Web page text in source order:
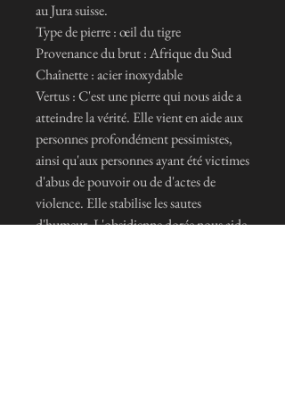
au Jura suisse.
Type de pierre : œil du tigre
Provenance du brut : Afrique du Sud
Chaînette : acier inoxydable
Vertus : C'est une pierre qui nous aide a
atteindre la vérité. Elle vient en aide aux
personnes profondément pessimistes,
ainsi qu'aux personnes ayant été victimes
d'abus de pouvoir ou de d'actes de
violence. Elle stabilise les sautes
d'humeur. L'obsidienne dorée nous aide